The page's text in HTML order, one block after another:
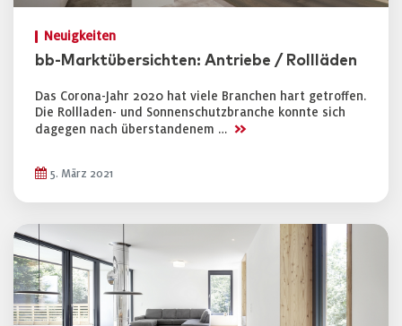
Neuigkeiten
bb-Marktübersichten: Antriebe / Rollläden
Das Corona-Jahr 2020 hat viele Branchen hart getroffen.
Die Rollladen- und Sonnenschutzbranche konnte sich
dagegen nach überstandenem … >>
5. März 2021